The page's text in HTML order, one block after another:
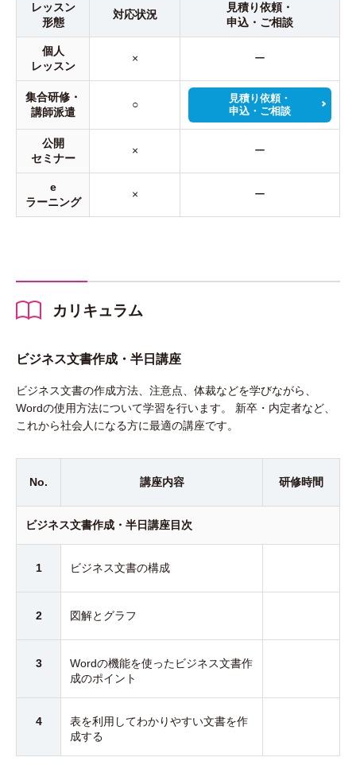
レッスン
形態
対応状況
見積り依頼・
申込・ご相談
個人
レッスン
× ー
集合研修・
講師派遣
○
見積り依頼・
申込・ご相談
公開
セミナー
× ー
e
ラーニング
× ー
カリキュラム
ビジネス文書作成・半日講座
ビジネス文書の作成方法、注意点、体裁などを学びながら、
Wordの使用方法について学習を行います。 新卒・内定者など、
これから社会人になる方に最適の講座です。
No. 講座内容 研修時間
ビジネス文書作成・半日講座目次
1 ビジネス文書の構成
2 図解とグラフ
3
Wordの機能を使ったビジネス文書作
成のポイント
4
表を利用してわかりやすい文書を作
成する